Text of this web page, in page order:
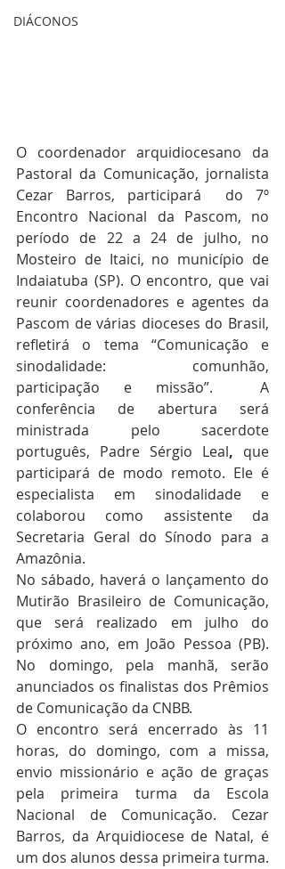
DIÁCONOS
O coordenador arquidiocesano da
Pastoral da Comunicação, jornalista
Cezar Barros, participará  do 7º
Encontro Nacional da Pascom, no
período de 22 a 24 de julho, no
Mosteiro de Itaici, no município de
Indaiatuba (SP). O encontro, que vai
reunir coordenadores e agentes da
Pascom de várias dioceses do Brasil,
refletirá o tema “Comunicação e
sinodalidade: comunhão,
participação e missão”.
A
conferência de abertura será
ministrada pelo sacerdote
português, Padre Sérgio Leal, que
participará de modo remoto. Ele é
especialista em sinodalidade e
colaborou como assistente da
Secretaria Geral do Sínodo para a
Amazônia.
No sábado, haverá o lançamento do
Mutirão Brasileiro de Comunicação,
que será realizado em julho do
próximo ano, em João Pessoa (PB).
No domingo, pela manhã, serão
anunciados os finalistas dos Prêmios
de Comunicação da CNBB.
O encontro será encerrado às 11
horas, do domingo, com a missa,
envio missionário e ação de graças
pela primeira turma da Escola
Nacional de Comunicação. Cezar
Barros, da Arquidiocese de Natal, é
um dos alunos dessa primeira turma.